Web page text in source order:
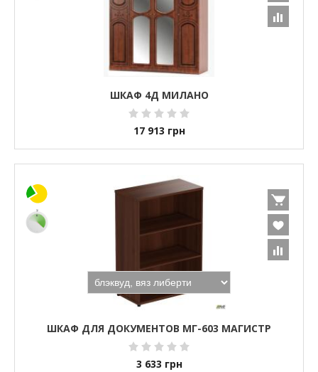
ШКАФ 4Д МИЛАНО
17 913 грн
ШКАФ ДЛЯ ДОКУМЕНТОВ МГ-603 МАГИСТР
3 633 грн